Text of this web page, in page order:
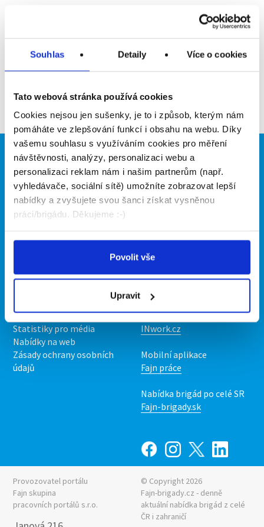
Souhlas Detaily Více o cookies
Tato webová stránka používá cookies
Cookies nejsou jen sušenky, je to i způsob, kterým nám
pomáháte ve zlepšování funkcí i obsahu na webu. Díky
vašemu souhlasu s využíváním cookies pro měření
návštěvnosti, analýzy, personalizaci webu a
personalizaci reklam nám i našim partnerům (např.
vyhledávače, sociální sítě) umožníte zobrazovat lepší
nabídky a zvyšujete svou šanci získat vysněnou
práci/brigádu. Děkujeme :-)
Povolit vše
Upravit
Zpět
Brigádníci
Články
Hledané brigády
Firmy
Vložit inzerát
Ceník
Kontakt
Upravit předvolby cookies
Statistiky pro média
Nabídky na web
Zásady ochrany osobních
údajů
Naše další projekty
Mobilní aplikace
Nabídka práce z celé ČR
INwork.cz
Mobilní aplikace
Fajn práce
Nabídka brigád po celé SR
Fajn-brigady.sk
Provozovatel portálu
Fajn skupina
pracovních portálů s.r.o.
© Copyright 2026
Fajn-brigady.cz - denně
aktuální nabídka brigád z celé
ČR i zahraničí